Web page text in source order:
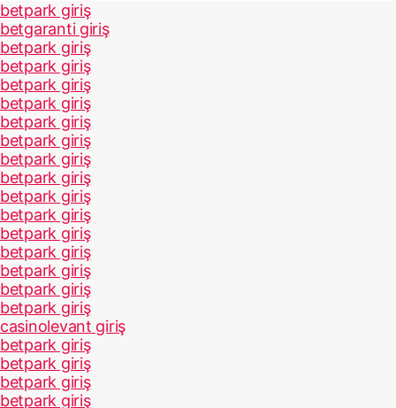
betpark giriş
betgaranti giriş
betpark giriş
betpark giriş
betpark giriş
betpark giriş
betpark giriş
betpark giriş
betpark giriş
betpark giriş
betpark giriş
betpark giriş
betpark giriş
betpark giriş
betpark giriş
betpark giriş
betpark giriş
casinolevant giriş
betpark giriş
betpark giriş
betpark giriş
betpark giriş